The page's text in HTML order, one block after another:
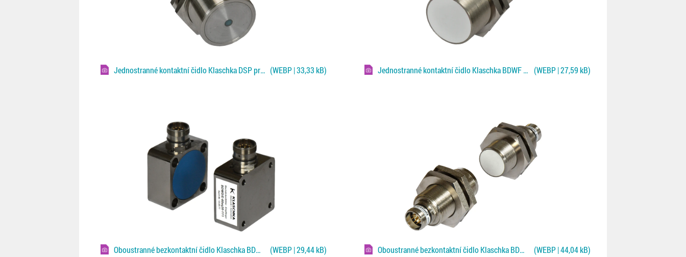
Jednostranné kontaktní čidlo Klaschka DSP pro Fe plechy (WEBP | 33,33 kB) Jednostranné kontaktní čidlo Klaschka BDWF pro NF plechy (WEBP | 27,59 kB)
Oboustranné bezkontaktní čidlo Klaschka BDWD pro Fe/NF plechy (WEBP | 29,44 kB) Oboustranné bezkontaktní čidlo Klaschka BDWD pro Fe/NF plechy (WEBP | 44,04 kB)